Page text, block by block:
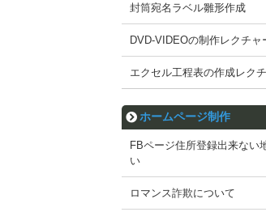
封筒宛名ラベル雛形作成
DVD-VIDEOの制作レクチャ
エクセル工程表の作成レク
ホームページ制作
FBページ住所登録出来ない
い
ロマンス詐欺について